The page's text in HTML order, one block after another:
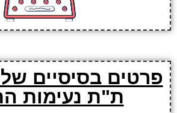
פרטים בסיסיים
ת"ת נעימות